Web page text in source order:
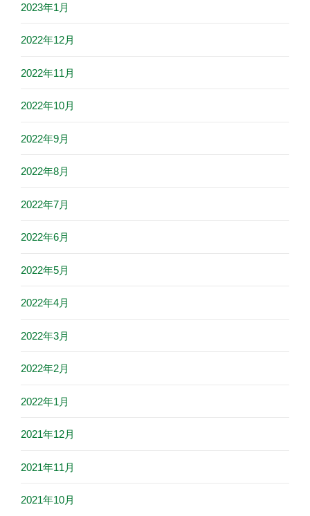
2023年1月
2022年12月
2022年11月
2022年10月
2022年9月
2022年8月
2022年7月
2022年6月
2022年5月
2022年4月
2022年3月
2022年2月
2022年1月
2021年12月
2021年11月
2021年10月